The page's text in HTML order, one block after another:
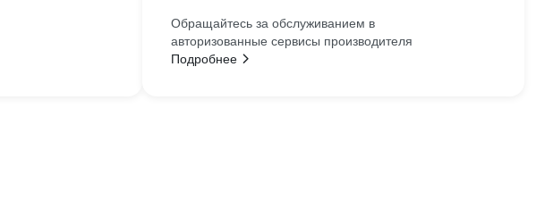
Обращайтесь за обслуживанием в
авторизованные сервисы производителя
Подробнее